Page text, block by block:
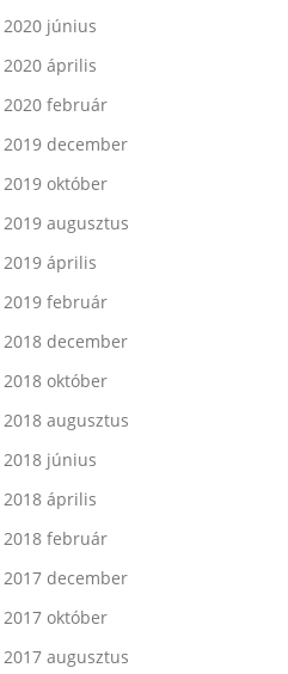
2020 június
2020 április
2020 február
2019 december
2019 október
2019 augusztus
2019 április
2019 február
2018 december
2018 október
2018 augusztus
2018 június
2018 április
2018 február
2017 december
2017 október
2017 augusztus